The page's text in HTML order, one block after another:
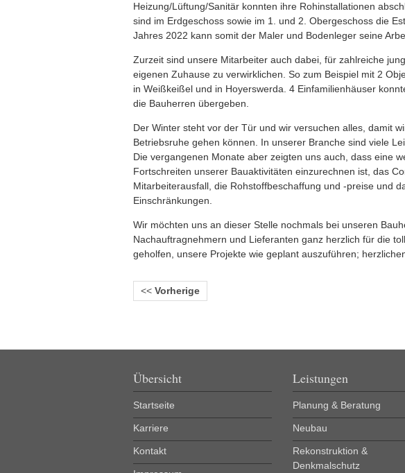
Heizung/Lüftung/Sanitär konnten ihre Rohinstallationen
sind im Erdgeschoss sowie im 1. und 2. Obergeschoss die
Jahres 2022 kann somit der Maler und Bodenleger seine
Zurzeit sind unsere Mitarbeiter auch dabei, für zahlreiche
eigenen Zuhause zu verwirklichen. So zum Beispiel mit 2
in Weißkeißel und in Hoyerswerda. 4 Einfamilienhäuser
die Bauherren übergeben.
Der Winter steht vor der Tür und wir versuchen alles, damit
Betriebsruhe gehen können. In unserer Branche sind viele
Die vergangenen Monate aber zeigten uns auch, dass eine
Fortschreiten unserer Bauaktivitäten einzurechnen ist, das
Mitarbeiterausfall, die Rohstoffbeschaffung und -preise und
Einschränkungen.
Wir möchten uns an dieser Stelle nochmals bei unseren
Nachauftragnehmern und Lieferanten ganz herzlich für die
geholfen, unsere Projekte wie geplant auszuführen;
<< Vorherige
Übersicht
Startseite
Karriere
Kontakt
Leistungen
Planung & Beratung
Neubau
Rekonstruktion &
Denkmalschutz